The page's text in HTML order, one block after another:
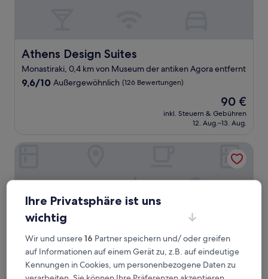
Athens Design Suites
Athens Design Suites
Monastiraki, 0,4 km von Museum der antiken Agora entfernt
9.6
9,6/10 Außergewöhnlich (126 Bewertungen)
Der
Preis
beträgt
90 €
inkl. Steuern & Gebühren
12. Aug.–13. Aug.
Ihre Privatsphäre ist uns
wichtig
Wir und unsere16 Partner speichern und/ oder greifen
auf Informationen auf einem Gerät zu, z.B. auf eindeutige
Kennungen in Cookies, um personenbezogene Daten zu